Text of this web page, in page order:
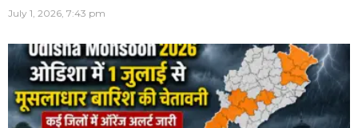
July 1, 2026, 7:43 pm